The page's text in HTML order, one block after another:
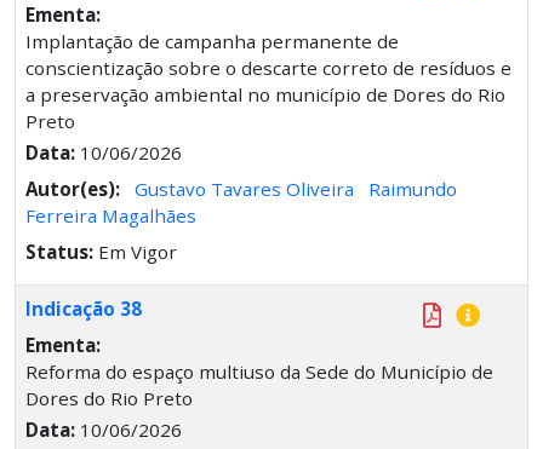
Ementa:
Implantação de campanha permanente de
conscientização sobre o descarte correto de resíduos e
a preservação ambiental no município de Dores do Rio
Preto
Data: 10/06/2026
Autor(es): Gustavo Tavares Oliveira
Raimundo
Ferreira Magalhães
Status: Em Vigor
Indicação 38
Ementa:
Reforma do espaço multiuso da Sede do Município de
Dores do Rio Preto
Data: 10/06/2026